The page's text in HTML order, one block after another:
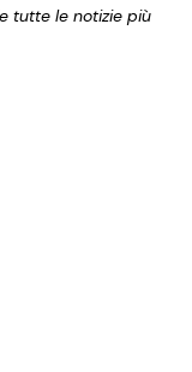
tutte le notizie più